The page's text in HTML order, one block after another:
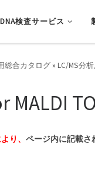
DNA検査サービス
総合カタログ » LC/MS分
MALDI
り、 ページ内に記載さ